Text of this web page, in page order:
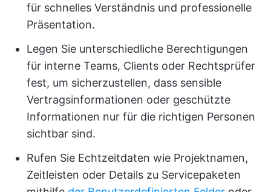
für schnelles Verständnis und professionelle
Präsentation.
Legen Sie unterschiedliche Berechtigungen
für interne Teams, Clients oder Rechtsprüfer
fest, um sicherzustellen, dass sensible
Vertragsinformationen oder geschützte
Informationen nur für die richtigen Personen
sichtbar sind.
Rufen Sie Echtzeitdaten wie Projektnamen,
Zeitleisten oder Details zu Servicepaketen